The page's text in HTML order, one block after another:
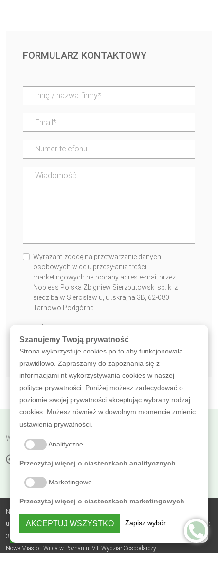
FORMULARZ KONTAKTOWY
Wyrażam zgodę na przetwarzanie danych
osobowych w celu przesyłania treści
marketingowych na podany adres e-mail przez
Nobless Polska Zbigniew Sierzputowski sp. k. z
siedzibą w Sierosławiu, ul.skrajna 3B, 62-080
Tarnowo Podgórne.
* Pole obowiązkowe
WYŚLIJ WIADOMOŚĆ
Wróć do poprzedniej
ZESTAW DO CZYSZCZENIA PODŁÓG
Nobless Polska Zbigniew Sierzputowski Sp. k.,
ul. Skrajna 3B, Sierosław, 62-080 Tarnowo Podgórne, NIP: 7831742179, REGON:
364482735, BDO: 000305723, nr KRS: 0000618619, Sąd Rejonowy Poznań -
Nowe Miasto i Wilda w Poznaniu, VIII Wydział Gospodarczy.
PRYWATNOŚĆ
Szanujemy Twoją prywatność
Strona wykorzystuje cookies po to aby funkcjonowała
prawidłowo. Zapraszamy do zapoznania się z
informacjami nt wykorzystywania cookies w naszej
polityce prywatności. Poniżej możesz zadecydować o
poziomie swojej prywatności akceptując wybrany rodzaj
cookies. Możesz również w dowolnym momencie zmienic
ustawienia prywatności.
Analityczne
Przeczytaj więcej o ciasteczkach analitycznych
Marketingowe
Przeczytaj więcej o ciasteczkach marketingowych
AKCEPTUJ WSZYSTKO Zapisz wybór